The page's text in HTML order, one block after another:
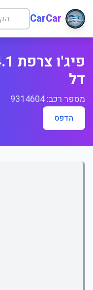
CarCar
דל
מספר רכב: 9314604
הדפס